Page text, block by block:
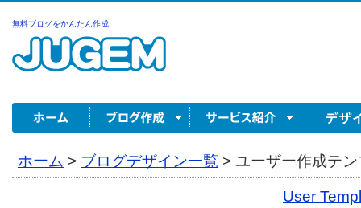
無料ブログをかんたん作成
ホーム > ブログデザイン一覧 > ユーザー作成テ
User